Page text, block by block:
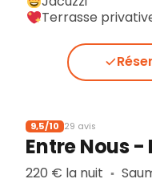
Terrasse
9,5/10 29 avis
Entre Nous -
220 € la nuit ▪︎